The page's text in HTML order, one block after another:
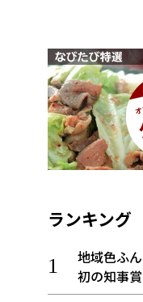
ランキング
地域色ふ
初の知事賞